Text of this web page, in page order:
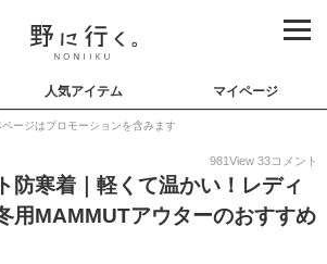
人気アイテム マイページ
ページはプロモーションを含みます
981View 33コメント
防寒着｜軽くて温かい！レディ
用MAMMUTアウターのおすすめ